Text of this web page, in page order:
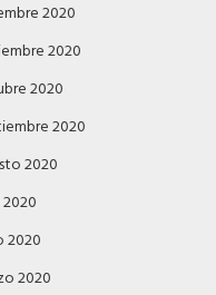
2020
2020
2020
2020
2020
2020
2020